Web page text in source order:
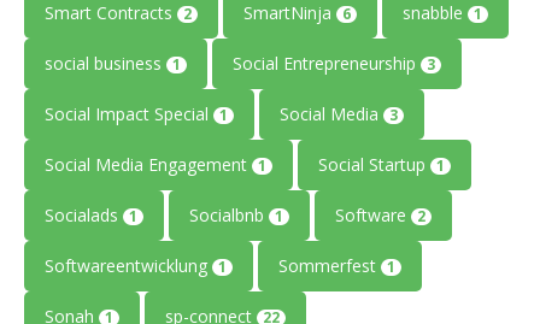
Smart Contracts 2 SmartNinja 6 snabble 1
social business 1 Social Entrepreneurship 3
Social Impact Special 1 Social Media 3
Social Media Engagement 1 Social Startup 1
Socialads 1 Socialbnb 1 Software 2
Softwareentwicklung 1 Sommerfest 1
Sonah 1 sp-connect 22